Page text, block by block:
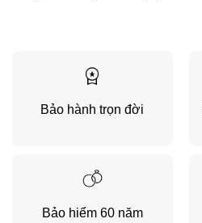
Bảo hành trọn đời
Bảo hiểm 60 năm